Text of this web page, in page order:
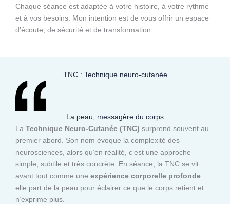
Chaque séance est adaptée à votre histoire, à votre rythme
et à vos besoins. Mon intention est de vous offrir un espace
d’écoute, de sécurité et de transformation.
TNC : Technique neuro-cutanée
La peau, messagère du corps
La Technique Neuro-Cutanée (TNC) surprend souvent au
premier abord. Son nom évoque la complexité des
neurosciences, alors qu’en réalité, c’est une approche
simple, subtile et très concrète. En séance, la TNC se vit
avant tout comme une expérience corporelle profonde :
elle part de la peau pour éclairer ce que le corps retient et
n’exprime plus.